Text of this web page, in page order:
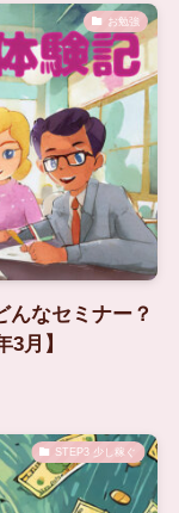
お勉強
んなセミナー？
月】
STEP3 少し稼ぐ